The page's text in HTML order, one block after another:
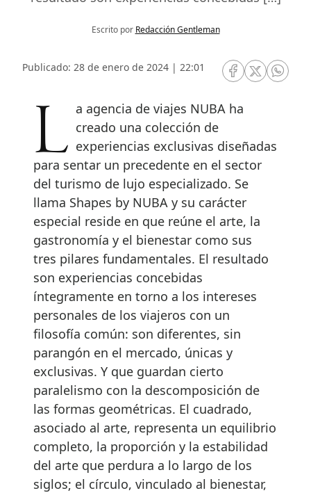
Escrito por Redacción Gentleman
Publicado: 28 de enero de 2024 | 22:01
RRSS Facebook
RRSSRRSS
La agencia de viajes NUBA ha creado una colección de
experiencias exclusivas diseñadas
para sentar un precedente en el sector
del turismo de lujo especializado. Se
llama Shapes by NUBA y su carácter
especial reside en que reúne el arte, la
gastronomía y el bienestar como sus
tres pilares fundamentales. El resultado
son experiencias concebidas
íntegramente en torno a los intereses
personales de los viajeros con un
filosofía común: son diferentes, sin
parangón en el mercado, únicas y
exclusivas. Y que guardan cierto
paralelismo con la descomposición de
las formas geométricas. El cuadrado,
asociado al arte, representa un equilibrio
completo, la proporción y la estabilidad
del arte que perdura a lo largo de los
siglos; el círculo, vinculado al bienestar,